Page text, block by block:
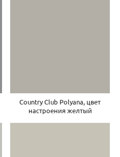
Country Club Polyana, цвет
настроения желтый